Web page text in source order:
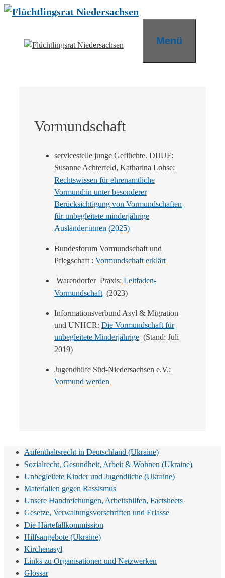
Zum
Menü
Vormundschaft
servicestelle junge Geflüchte. DIJUF:
Susanne Achterfeld, Katharina Lohse:
Rechtswissen für ehrenamtliche
Vormund:in unter besonderer
Berücksichtigung von Vormundschaften
für unbegleitete minderjährige
Ausländer:innen (2025)
Bundesforum Vormundschaft und
Pflegschaft : Vormundschaft erklärt
Warendorfer_Praxis: Leitfaden-
Vormundschaft (2023)
Informationsverbund Asyl & Migration
und UNHCR: Die Vormundschaft für
unbegleitete Minderjährige (Stand: Juli
2019)
Jugendhilfe Süd-Niedersachsen e.V.:
Vormund werden
Aufenthaltsrecht in Deutschland (Ukraine)
Sozialrecht, Gesundheit, Arbeit & Wohnen (Ukraine)
Unbegleitete Kinder und Jugendliche (Ukraine)
Materialien gegen Rassismus
Unsere Handreichungen, Arbeitshilfen, Factsheets
Gesetze, Verwaltungsvorschriften und Erlasse
Die Härtefallkommission
Hilfsangebote (Ukraine)
Kirchenasyl
Links zu Organisationen und Netzwerken
Glossar